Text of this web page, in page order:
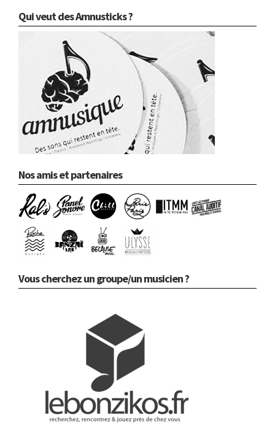
Qui veut des Amnusticks ?
Nos amis et partenaires
Vous cherchez un groupe/un musicien ?